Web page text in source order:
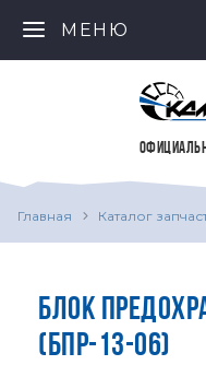
МЕНЮ
Главная Каталог
БЛОК
(БПР-13-06)